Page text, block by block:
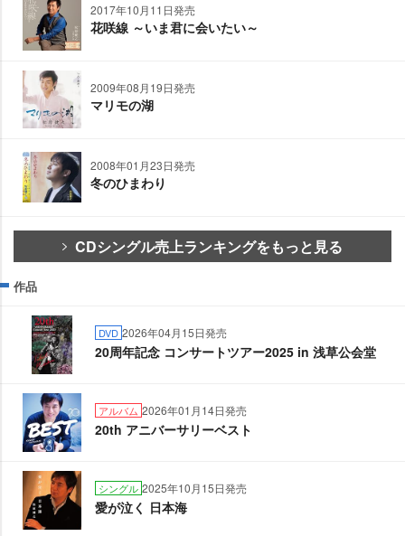
2017年10月11日発売
花咲線 ～いま君に会いたい～
2009年08月19日発売
マリモの湖
2008年01月23日発売
冬のひまわり
CDシングル売上ランキングをもっと見る
作品
DVD 2026年04月15日発売
20周年記念 コンサートツアー2025 in 浅草公会堂
アルバム 2026年01月14日発売
20th アニバーサリーベスト
シングル 2025年10月15日発売
愛が泣く 日本海